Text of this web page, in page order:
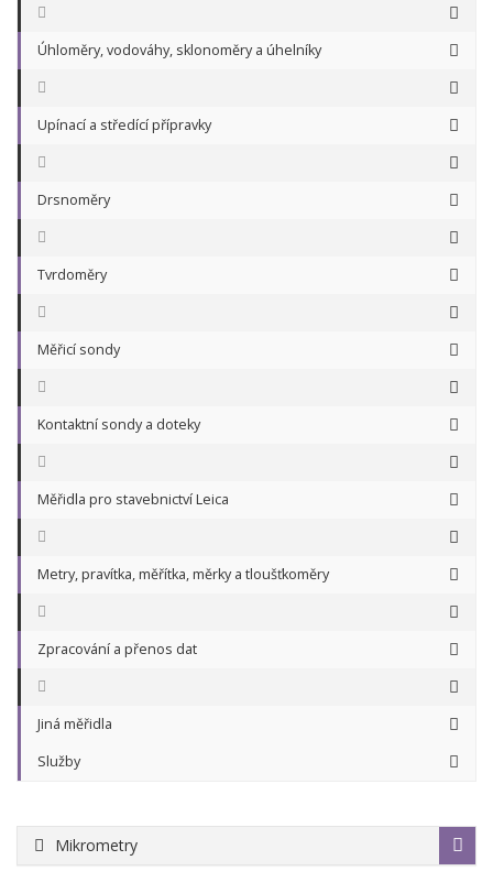
Úhloměry, vodováhy, sklonoměry a úhelníky
Upínací a středící přípravky
Drsnoměry
Tvrdoměry
Měřicí sondy
Kontaktní sondy a doteky
Měřidla pro stavebnictví Leica
Metry, pravítka, měřítka, měrky a tloušťkoměry
Zpracování a přenos dat
Jiná měřidla
Služby
Mikrometry